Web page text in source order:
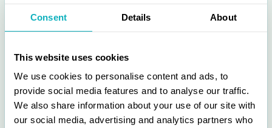
Consent Details About
This website uses cookies
We use cookies to personalise content and ads, to
provide social media features and to analyse our traffic.
We also share information about your use of our site with
our social media, advertising and analytics partners who
þegar ökutæki er lagt í stæði.
Sjá verðskrá Bílastæðasjóðs Akureyrar